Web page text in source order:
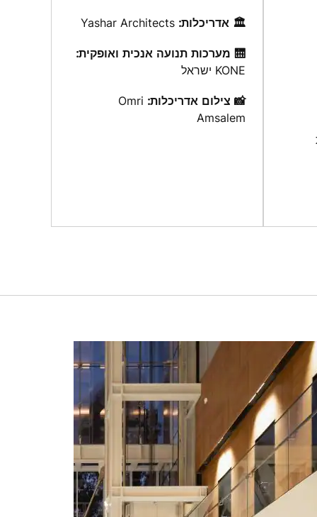
🏛️ אדריכלות:
🛗 מערכות תנועה אנכית ואופקית:
KONE ישראל
📸 צילום אדריכלות: Omri
Amsalem